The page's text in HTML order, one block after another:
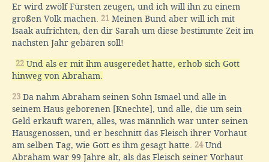
Er wird zwölf Fürsten zeugen, und ich will ihn zu einem
großen Volk machen. 21 Meinen Bund aber will ich mit
Isaak aufrichten, den dir Sarah um diese bestimmte Zeit im
nächsten Jahr gebären soll!
22 Und als er mit ihm ausgeredet hatte, erhob sich Gott
hinweg von Abraham.
23 Da nahm Abraham seinen Sohn Ismael und alle in
seinem Haus geborenen [Knechte], und alle, die um sein
Geld erkauft waren, alles, was männlich war unter seinen
Hausgenossen, und er beschnitt das Fleisch ihrer Vorhaut
am selben Tag, wie Gott es ihm gesagt hatte. 24Und
Abraham war 99 Jahre alt, als das Fleisch seiner Vorhaut